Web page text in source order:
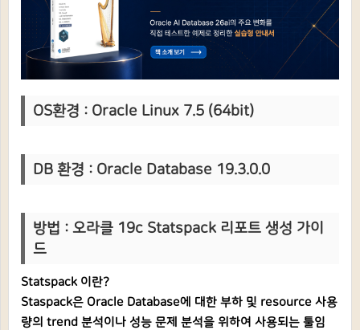
OS환경 : Oracle Linux 7.5 (64bit)
DB 환경 : Oracle Database 19.3.0.0
방법 : 오라클 19c Statspack 리포트 생성 가이
드
Statspack 이란?
Staspack은 Oracle Database에 대한 부하 및 resource 사용
량의 trend 분석이나 성능 문제 분석을 위하여 사용되는 툴임